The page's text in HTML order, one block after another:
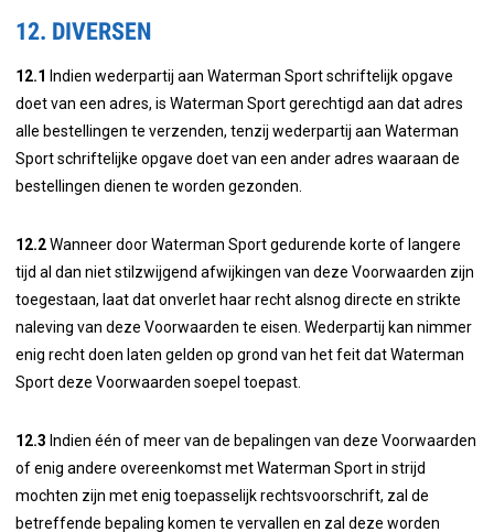
12. DIVERSEN
12.1 Indien wederpartij aan Waterman Sport schriftelijk opgave
doet van een adres, is Waterman Sport gerechtigd aan dat adres
alle bestellingen te verzenden, tenzij wederpartij aan Waterman
Sport schriftelijke opgave doet van een ander adres waaraan de
bestellingen dienen te worden gezonden.
12.2Wanneer door Waterman Sport gedurende korte of langere
tijd al dan niet stilzwijgend afwijkingen van deze Voorwaarden zijn
toegestaan, laat dat onverlet haar recht alsnog directe en strikte
naleving van deze Voorwaarden te eisen. Wederpartij kan nimmer
enig recht doen laten gelden op grond van het feit dat Waterman
Sport deze Voorwaarden soepel toepast.
12.3 Indien één of meer van de bepalingen van deze Voorwaarden
of enig andere overeenkomst met Waterman Sport in strijd
mochten zijn met enig toepasselijk rechtsvoorschrift, zal de
betreffende bepaling komen te vervallen en zal deze worden